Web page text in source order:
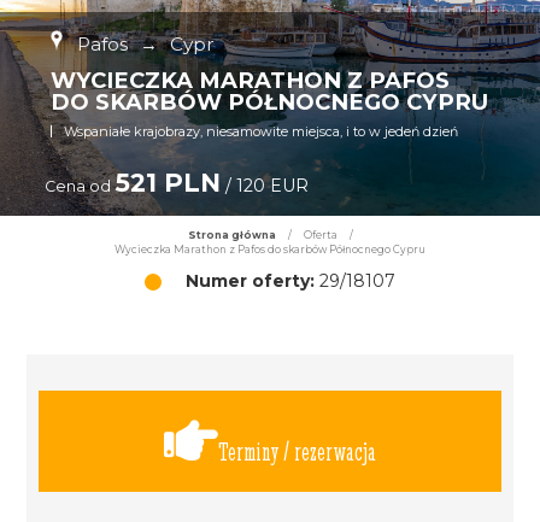
Pafos → Cypr
WYCIECZKA MARATHON Z PAFOS
DO SKARBÓW PÓŁNOCNEGO CYPRU
Wspaniałe krajobrazy, niesamowite miejsca, i to w jedeń dzień
Cena od 521 PLN/ 120 EUR
Strona główna / Oferta
/
Wycieczka Marathon z Pafos do skarbów Północnego Cypru
Numer oferty: 29/18107
Terminy / rezerwacja